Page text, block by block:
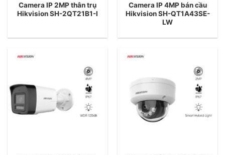
Camera IP 2MP thân trụ
Hikvision SH-2QT21B1-I
Camera IP 4MP bán cầu
Hikvision SH-QT1A43SE-
LW